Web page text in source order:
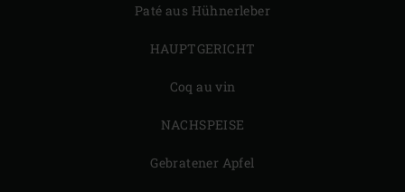
Paté aus Hühnerleber
HAUPTGERICHT
Coq au vin
NACHSPEISE
Gebratener Apfel